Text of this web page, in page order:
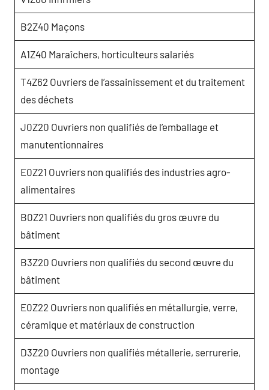
B2Z40 Maçons
A1Z40 Maraîchers, horticulteurs salariés
T4Z62 Ouvriers de l’assainissement et du traitement
des déchets
J0Z20 Ouvriers non qualifiés de l’emballage et
manutentionnaires
E0Z21 Ouvriers non qualifiés des industries agro-
alimentaires
B0Z21 Ouvriers non qualifiés du gros œuvre du
bâtiment
B3Z20 Ouvriers non qualifiés du second œuvre du
bâtiment
E0Z22 Ouvriers non qualifiés en métallurgie, verre,
céramique et matériaux de construction
D3Z20 Ouvriers non qualifiés métallerie, serrurerie,
montage